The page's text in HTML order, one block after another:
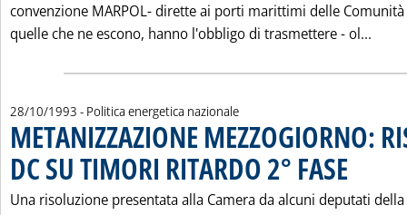
convenzione MARPOL- dirette ai porti marittimi delle
quelle che ne escono, hanno l'obbligo di trasmettere - ol...
28/10/1993 - Politica energetica nazionale
METANIZZAZIONE MEZZOGIORNO:
DC SU TIMORI RITARDO 2° FASE
Una risoluzione presentata alla Camera da alcuni deputati della